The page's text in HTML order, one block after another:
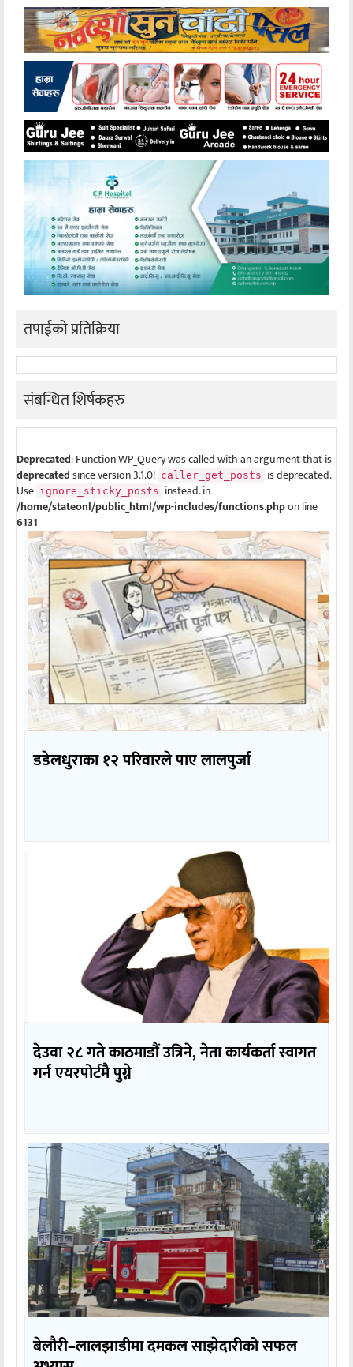
तपाईको प्रतिक्रिया
संबन्धित शिर्षकहरु
Deprecated: Function WP_Query was called with an argument that is
deprecatedsince version 3.1.0! caller_get_posts is deprecated.
Use ignore_sticky_posts instead. in
/home/stateonl/public_html/wp-includes/functions.phpon line
6131
डडेलधुराका १२ परिवारले पाए लालपुर्जा
देउवा २८ गते काठमाडौं उत्रिने, नेता कार्यकर्ता स्वागत
गर्न एयरपोर्टमै पुग्ने
बेलौरी–लालझाडीमा दमकल साझेदारीको सफल